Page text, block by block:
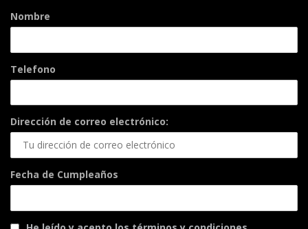
Nombre
Telefono
Dirección de correo electrónico:
Fecha de Cumpleaños